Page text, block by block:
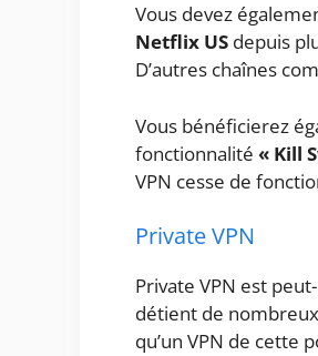
Vous devez
Netflix US depuis
D’autres chaînes
Vous bénéficierez
fonctionnalité « Kill
VPN cesse de
Private VPN
Private VPN est
détient de
qu’un VPN de cette